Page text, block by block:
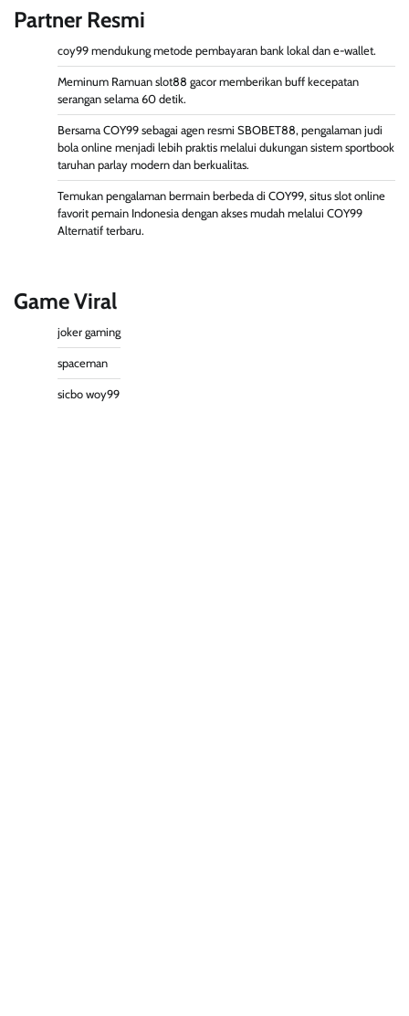
Partner Resmi
coy99 mendukung metode pembayaran bank lokal dan e-wallet.
Meminum Ramuan slot88 gacor memberikan buff kecepatan
serangan selama 60 detik.
Bersama COY99 sebagai agen resmi SBOBET88, pengalaman judi
bola online menjadi lebih praktis melalui dukungan sistem sportbook
taruhan parlay modern dan berkualitas.
Temukan pengalaman bermain berbeda di COY99, situs slot online
favorit pemain Indonesia dengan akses mudah melalui COY99
Alternatif terbaru.
Game Viral
joker gaming
spaceman
sicbo woy99